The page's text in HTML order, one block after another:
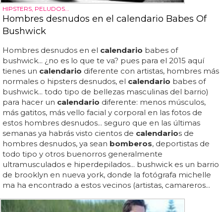
HIPSTERS, PELUDOS...
Hombres desnudos en el calendario Babes Of
Bushwick
Hombres desnudos en el calendario babes of
bushwick... ¿no es lo que te va? pues para el 2015 aquí
tienes un calendario diferente con artistas, hombres más
normales o hipsters desnudos, el calendario babes of
bushwick... todo tipo de bellezas masculinas del barrio)
para hacer un calendario diferente: menos músculos,
más gatitos, más vello facial y corporal en las fotos de
estos hombres desnudos... seguro que en las últimas
semanas ya habrás visto cientos de calendarios de
hombres desnudos, ya sean bomberos, deportistas de
todo tipo y otros buenorros generalmente
ultramusculados e hiperdepilados... bushwick es un barrio
de brooklyn en nueva york, donde la fotógrafa michelle
ma ha encontrado a estos vecinos (artistas, camareros...